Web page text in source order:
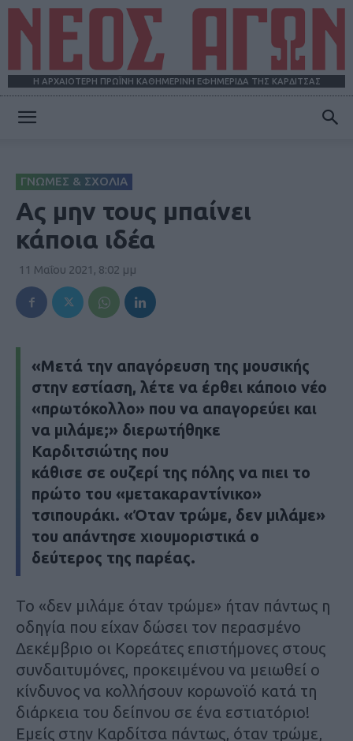
Η ΑΡΧΑΙΟΤΕΡΗ ΠΡΩΪΝΗ ΚΑΘΗΜΕΡΙΝΗ ΕΦΗΜΕΡΙΔΑ ΤΗΣ ΚΑΡΔΙΤΣΑΣ
ΓΝΩΜΕΣ & ΣΧΟΛΙΑ
Ας μην τους μπαίνει
κάποια ιδέα
11 Μαΐου 2021, 8:02 μμ
«Μετά την απαγόρευση της μουσικής
στην εστίαση, λέτε να έρθει κάποιο νέο
«πρωτόκολλο» που να απαγορεύει και
να μιλάμε;» διερωτήθηκε
Καρδιτσιώτης που
κάθισε σε ουζερί της πόλης να πιει το
πρώτο του «μετακαραντίνικο»
τσιπουράκι. «Όταν τρώμε, δεν μιλάμε»
του απάντησε χιουμοριστικά ο
δεύτερος της παρέας.
Το «δεν μιλάμε όταν τρώμε» ήταν πάντως η
οδηγία που είχαν δώσει τον περασμένο
Δεκέμβριο οι Κορεάτες επιστήμονες στους
συνδαιτυμόνες, προκειμένου να μειωθεί ο
κίνδυνος να κολλήσουν κορωνοϊό κατά τη
διάρκεια του δείπνου σε ένα εστιατόριο!
Εμείς στην Καρδίτσα πάντως, όταν τρώμε,